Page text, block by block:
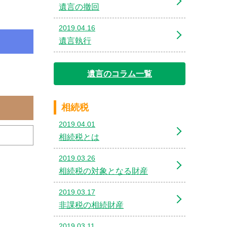
遺言の撤回
2019.04.16
遺言執行
遺言のコラム一覧
相続税
2019.04.01
相続税とは
2019.03.26
相続税の対象となる財産
2019.03.17
非課税の相続財産